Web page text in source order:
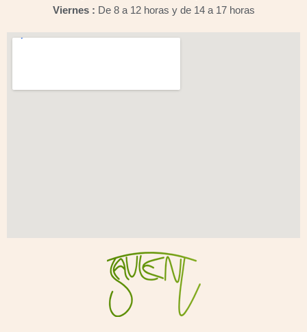
Viernes : De 8 a 12 horas y de 14 a 17 horas